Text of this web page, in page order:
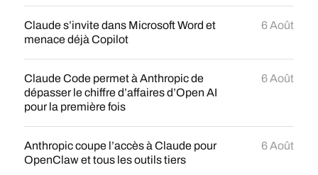
Claude s’invite dans Microsoft Word et
menace déjà Copilot
6 Août
Claude Code permet à Anthropic de
dépasser le chiffre d’affaires d’Open AI
pour la première fois
6 Août
Anthropic coupe l’accès à Claude pour
OpenClaw et tous les outils tiers
6 Août